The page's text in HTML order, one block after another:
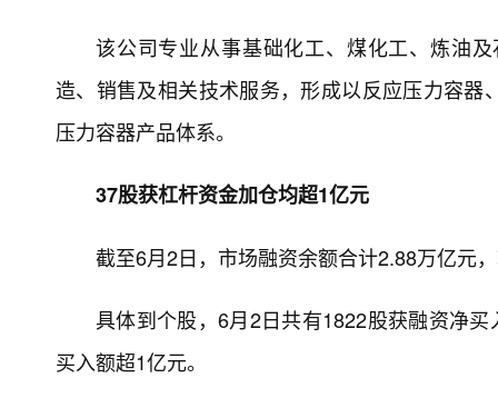
该公司专业从事基础化工、煤化工、炼油
造、销售及相关技术服务，形成以反应压力容
压力容器产品体系。
37股获杠杆资金加仓均超1亿元
截至6月2日，市场融资余额合计2.88万亿元
具体到个股，6月2日共有1822股获融资净
买入额超1亿元。